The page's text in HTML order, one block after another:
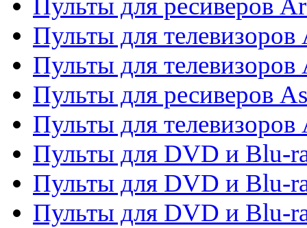
Пульты для ресиверов
Пульты для
Пульты для телевизоров
Пульты для ресиверов
Пульты для телевизоров
Пульты для DVD и Blu-
Пульты для DVD и Blu-
Пульты для DVD и Blu-